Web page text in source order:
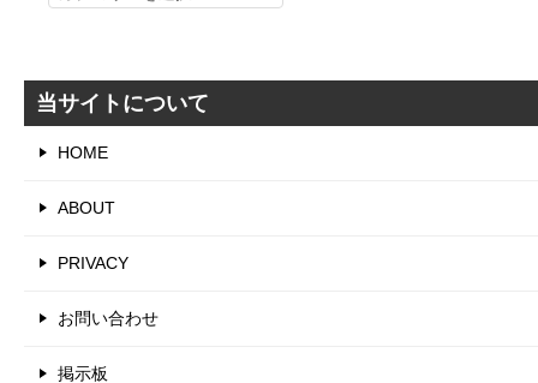
リ
当サイトについて
HOME
ABOUT
PRIVACY
お問い合わせ
掲示板